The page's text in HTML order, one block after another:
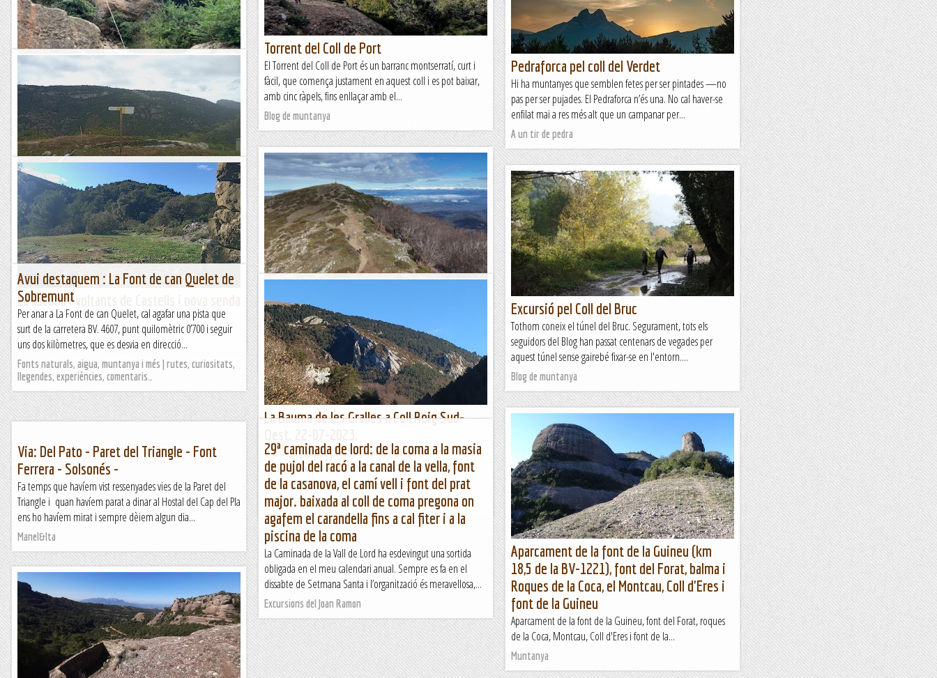
Torrent del Coll de Port
El Torrent del Coll de Port és un barranc montserratí, curt i
fàcil, que comença justament en aquest coll i es pot baixar,
amb cinc ràpels, fins enllaçar amb el...
Blog de muntanya
Torrent de la Font de la Llum
Avui hem recorregut una nova canal montserratina, gairebé
inèdita, ja que fa poc temps que ha estat equipada. És una
activitat curta i variada, ideal per fer...
Blog de muntanya
Pedraforca pel coll del Verdet
Hi ha muntanyes que semblen fetes per ser pintades —no
pas per ser pujades. El Pedraforca n’és una. No cal haver-se
enfilat mai a res més alt que un campanar per...
A un tir de pedra
Petracos-Alfaro i volta a Bèrnia des de
Pinos
Fent marxa
Una vegada més, hem vingut al Matagalls. Aquesta vegada hi
hem pujat seguint un fàcil itinerari per la vessant nord, sortint
del Coll de Bordoriol. És un...
Blog de muntanya
La llacuna i voltants de Castells i nova senda
Fent marxa
Excursió pel Coll del Bruc
Tothom coneix el túnel del Bruc. Segurament, tots els
seguidors del Blog han passat centenars de vegades per
aquest túnel sense gairebé fixar-se en l'entorn....
Blog de muntanya
Avui destaquem : La Font de can Quelet de
Sobremunt
Per anar a La Font de can Quelet, cal agafar una pista que
surt de la carretera BV. 4607, punt quilomètric 0’700 i seguir
uns dos kilòmetres, que es desvia en direcció...
Fonts naturals, aigua, muntanya i més | rutes, curiositats,
llegendes, experiències, comentaris…
La Bauma de les Gralles a Coll Roig Sud-
Des de la pista de pujada la cara oest i sud-oest. El
mes de Juliol cal buscar llocs frescos i a poder ser a l'ombra,
ara fa temps que no...
Jaumegrimp 2
Aparcament de la font de la Guineu (km
18,5 de la BV-1221), font del Forat, balma i
Roques de la Coca, el Montcau, Coll d'Eres i
font de la Guineu
Aparcament de la font de la Guineu, font del Forat, roques
de la Coca, Montcau, Coll d'Eres i font de la...
Muntanya
29ª caminada de lord: de la coma a la masia
de pujol del racó a la canal de la vella, font
de la casanova, el camí vell i font del prat
major. baixada al coll de coma pregona on
agafem el carandella fins a cal fiter i a la
piscina de la coma
La Caminada de la Vall de Lord ha esdevingut una sortida
obligada en el meu calendari anual. Sempre es fa en el
dissabte de Setmana Santa i l’organització és meravellosa,...
Excursions del Joan Ramon
Via: Del Pato - Paret del Triangle - Font
Ferrera - Solsonés -
Fa temps que havíem vist ressenyades vies de la Paret del
Triangle i quan havíem parat a dinar al Hostal del Cap del Pla
ens ho havíem mirat i sempre dèiem algun dia...
Manel&Ita